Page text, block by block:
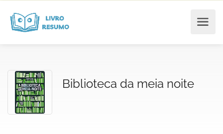
Biblioteca da meia noite